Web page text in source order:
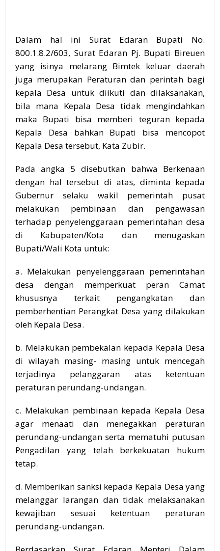
Dalam hal ini Surat Edaran Bupati No.
800.1.8.2/603, Surat Edaran Pj. Bupati Bireuen
yang isinya melarang Bimtek keluar daerah
juga merupakan Peraturan dan perintah bagi
kepala Desa untuk diikuti dan dilaksanakan,
bila mana Kepala Desa tidak mengindahkan
maka Bupati bisa memberi teguran kepada
Kepala Desa bahkan Bupati bisa mencopot
Kepala Desa tersebut, Kata Zubir.
Pada angka 5 disebutkan bahwa Berkenaan
dengan hal tersebut di atas, diminta kepada
Gubernur selaku wakil pemerintah pusat
melakukan pembinaan dan pengawasan
terhadap penyelenggaraan pemerintahan desa
di Kabupaten/Kota dan menugaskan
Bupati/Wali Kota untuk:
a. Melakukan penyelenggaraan pemerintahan
desa dengan memperkuat peran Camat
khususnya terkait pengangkatan dan
pemberhentian Perangkat Desa yang dilakukan
oleh Kepala Desa.
b. Melakukan pembekalan kepada Kepala Desa
di wilayah masing- masing untuk mencegah
terjadinya pelanggaran atas ketentuan
peraturan perundang-undangan.
c. Melakukan pembinaan kepada Kepala Desa
agar menaati dan menegakkan peraturan
perundang-undangan serta mematuhi putusan
Pengadilan yang telah berkekuatan hukum
tetap.
d. Memberikan sanksi kepada Kepala Desa yang
melanggar larangan dan tidak melaksanakan
kewajiban sesuai ketentuan peraturan
perundang-undangan.